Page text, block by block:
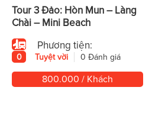
Tour 3 Đảo: Hòn Mun – Làng
Chài – Mini Beach
Phương tiện:
0 Tuyệt vời 0 Đánh giá
800.000 / Khách